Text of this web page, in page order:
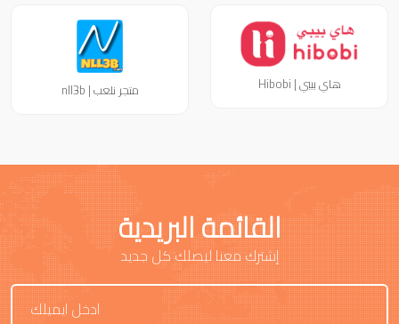
هاي بيبي | Hibobi متجر نلعب | nll3b
القائمة البريدية
إشترك معنا ليصلك كل جديد